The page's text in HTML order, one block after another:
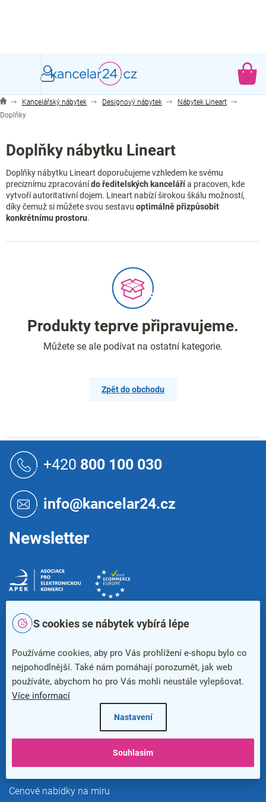
S cookies se nábytek vybírá lépe
Používáme cookies, aby pro Vás prohlížení e-shopu bylo co
nejpohodlnější. Také nám pomáhají porozumět, jak web
používáte, abychom ho pro Vás mohli neustále vylepšovat.
Více informací
Nastavení
Souhlasím
Kancelářský nábytek Designový nábytek
Nábytek Lineart
Doplňky
Doplňky nábytku Lineart
Doplňky nábytku Lineart doporučujeme vzhledem ke svému
preciznímu zpracovánído ředitelských kancelářía pracoven, kde
vytvoří autoritativní dojem. Lineart nabízí širokou škálu možností,
díky čemuž si můžete svou sestavu optimálně přizpůsobit
konkrétnímu prostoru.
Produkty teprve připravujeme.
Můžete se ale podívat na ostatní kategorie.
Zpět do obchodu
+420 800 100 030
info@kancelar24.cz
Newsletter
Výhody pro zákazníky
Náhradní plnění
Cenové nabídky na míru